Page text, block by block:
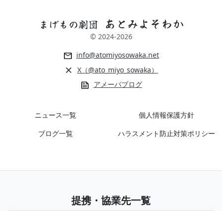
まげもの劇団 あとみよそわか
© 2024-2026
mail info@atomiyosowaka.net
close X（@ato_miyo_sowaka）
news アメーバブログ
ニュース一覧
ブログ一覧
個人情報保護方針
ハラスメント防止対策ポリシー
提携・協業先一覧